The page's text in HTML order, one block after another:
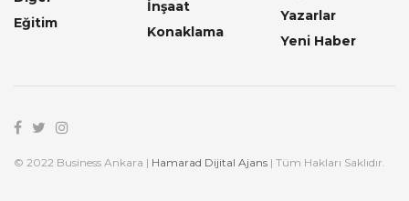
Eğitim
İnşaat
Konaklama
Yazarlar
Yeni Haber
© 2022 Business Ankara | Hamarad Dijital Ajans | Tüm Hakları Saklıdır.